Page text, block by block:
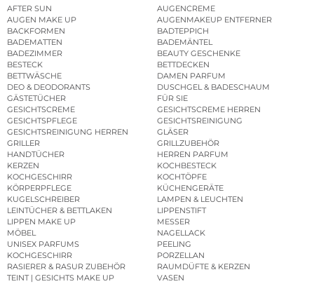
AFTER SUN
AUGENCREME
AUGEN MAKE UP
AUGENMAKEUP ENTFERNER
BACKFORMEN
BADTEPPICH
BADEMATTEN
BADEMÄNTEL
BADEZIMMER
BEAUTY GESCHENKE
BESTECK
BETTDECKEN
BETTWÄSCHE
DAMEN PARFUM
DEO & DEODORANTS
DUSCHGEL & BADESCHAUM
GÄSTETÜCHER
FÜR SIE
GESICHTSCREME
GESICHTSCREME HERREN
GESICHTSPFLEGE
GESICHTSREINIGUNG
GESICHTSREINIGUNG HERREN
GLÄSER
GRILLER
GRILLZUBEHÖR
HANDTÜCHER
HERREN PARFUM
KERZEN
KOCHBESTECK
KOCHGESCHIRR
KOCHTÖPFE
KÖRPERPFLEGE
KÜCHENGERÄTE
KUGELSCHREIBER
LAMPEN & LEUCHTEN
LEINTÜCHER & BETTLAKEN
LIPPENSTIFT
LIPPEN MAKE UP
MESSER
MÖBEL
NAGELLACK
UNISEX PARFUMS
PEELING
KOCHGESCHIRR
PORZELLAN
RASIERER & RASUR ZUBEHÖR
RAUMDÜFTE & KERZEN
TEINT | GESICHTS MAKE UP
VASEN